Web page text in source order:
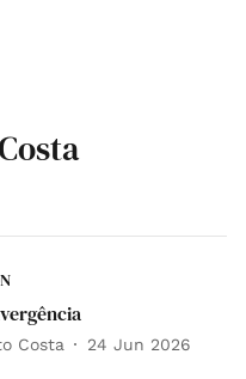
Costa 24 Jun 2026